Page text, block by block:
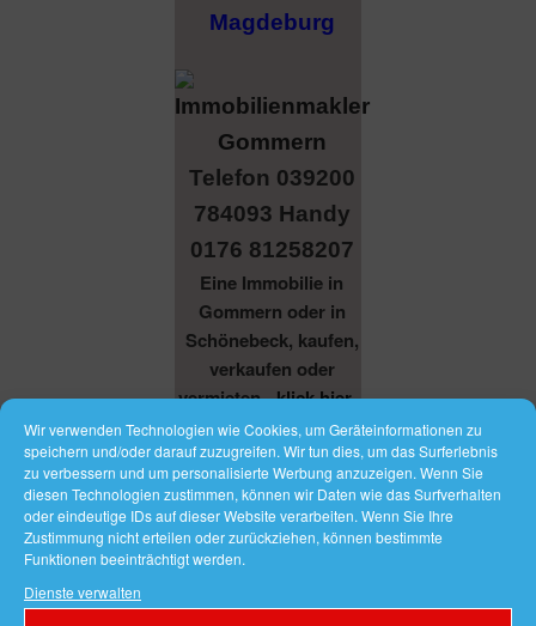
Wir verwenden Technologien wie Cookies, um Geräteinformationen zu
speichern und/oder darauf zuzugreifen. Wir tun dies, um das Surferlebnis
zu verbessern und um personalisierte Werbung anzuzeigen. Wenn Sie
diesen Technologien zustimmen, können wir Daten wie das Surfverhalten
oder eindeutige IDs auf dieser Website verarbeiten. Wenn Sie Ihre
Zustimmung nicht erteilen oder zurückziehen, können bestimmte
Funktionen beeinträchtigt werden.
Dienste verwalten
Magdeburg
Telefon 039200
784093 Handy
0176 81258207
Eine Immobilie in
Gommern oder in
Schönebeck, kaufen,
verkaufen oder
vermieten -klick hier...
Zum
Inhalt
springen
IMMOBILIENMAKLER
GOMMERN
Vetono & Sandwich & Geisha Mode
Menü